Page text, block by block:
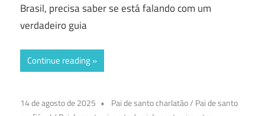
Brasil, precisa saber se está falando com um
verdadeiro guia
Continue reading
14 de agosto de 2025 Pai de santo charlatão/ Pai de santo